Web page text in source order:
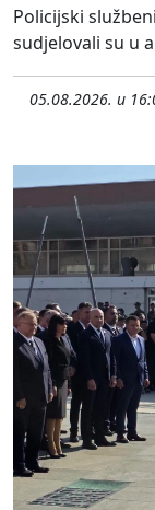
Policijski
sudjelovali su u
05.08.2026. u